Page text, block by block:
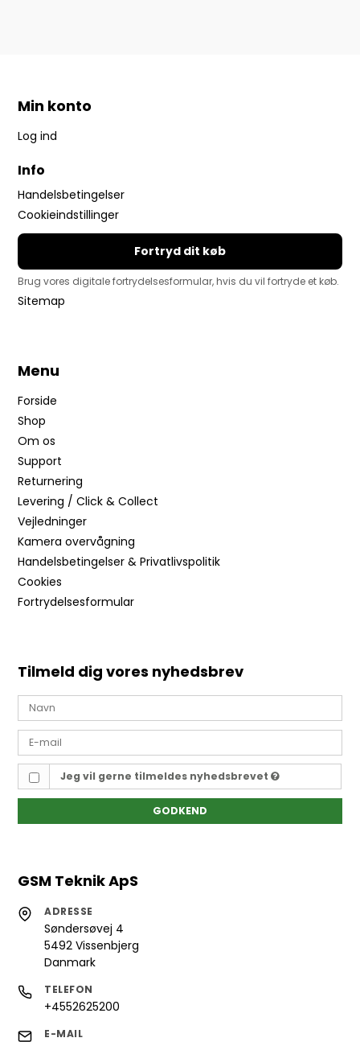
Min konto
Log ind
Info
Handelsbetingelser
Cookieindstillinger
Fortryd dit køb
Brug vores digitale fortrydelsesformular, hvis du vil fortryde et køb.
Sitemap
Menu
Forside
Shop
Om os
Support
Returnering
Levering / Click & Collect
Vejledninger
Kamera overvågning
Handelsbetingelser & Privatlivspolitik
Cookies
Fortrydelsesformular
Tilmeld dig vores nyhedsbrev
Jeg vil gerne tilmeldes nyhedsbrevet
GODKEND
GSM Teknik ApS
ADRESSE
Søndersøvej 4
5492 Vissenbjerg
Danmark
TELEFON
+4552625200
E-MAIL